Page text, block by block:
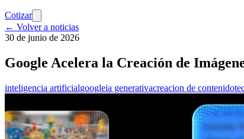
Cotizar
← Volver a noticias
30 de junio de 2026
Google Acelera la Creación de
inteligencia artificialgoogleia generativacreacion de contenido